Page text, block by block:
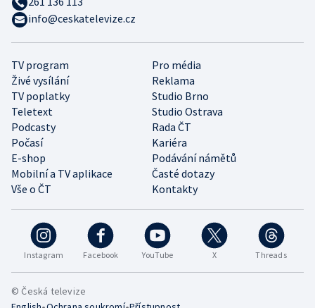
Instagram Facebook YouTube X Threads
TV program
Pro média
Živé vysílání
Reklama
TV poplatky
Studio Brno
Teletext
Studio Ostrava
Podcasty
Rada ČT
Počasí
Kariéra
E-shop
Podávání námětů
Mobilní a TV aplikace
Časté dotazy
Vše o ČT
Kontakty
info@ceskatelevize.cz
© Česká televize